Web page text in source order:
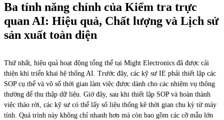
Ba tính năng chính của Kiểm tra trực
quan AI: Hiệu quả, Chất lượng và Lịch sử
sản xuất toàn diện
Thứ nhất, hiệu quả hoạt động tổng thể tại Might Electronics đã được cải
thiện khi triển khai hệ thống AI. Trước đây, các kỹ sư IE phải thiết lập các
SOP cụ thể và vô số thời gian làm việc được dành cho các nhiệm vụ thông
thường để thu thập dữ liệu. Giờ đây, sau khi thiết lập SOP và hoàn thành
việc tháo rời, các kỹ sư có thể lấy số liệu thống kê thời gian chu kỳ từ máy
tính. Quá trình này không chỉ nhanh hơn mà còn bao gồm các cỡ mẫu lớn